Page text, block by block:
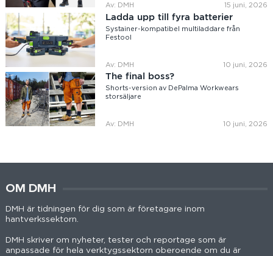
Av: DMH 15 juni, 2026
Ladda upp till fyra batterier
Systainer-kompatibel multiladdare från
Festool
Av: DMH 10 juni, 2026
The final boss?
Shorts-version av DePalma Workwears
storsäljare
Av: DMH 10 juni, 2026
OM DMH
DMH är tidningen för dig som är företagare inom
hantverkssektorn.
DMH skriver om nyheter, tester och reportage som är
anpassade för hela verktygssektorn oberoende om du är